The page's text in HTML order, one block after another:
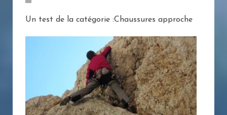
Un test de la catégorie :Chaussures approche